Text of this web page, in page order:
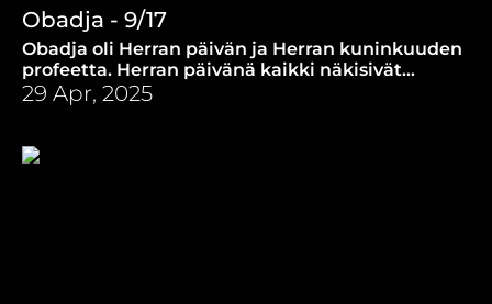
Obadja - 9/17
Obadja oli Herran päivän ja Herran kuninkuuden
profeetta. Herran päivänä kaikki näkisivät
Jeesuksen. Enää ei olisi mitään epäselvää.
29 Apr, 2025